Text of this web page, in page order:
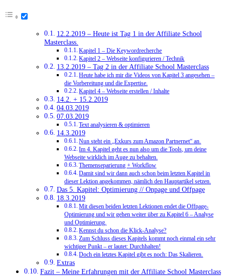
12.2.2019 – Heute ist Tag 1 in der Affiliate School
Masterclass.
Kapitel 1 – Die Keywordrecherche
Kapitel 2 – Webseite konfigurieren / Technik
13.2.2019 – Tag 2 in der Affiliate School Masterclass
Heute habe ich mir die Videos von Kapitel 3 angesehen –
die Vorbereitung und die Expertise.
Kapitel 4 – Webseite erstellen / Inhalte
14.2. + 15.2.2019
04.03.2019
07.03.2019
Text analysieren & optimieren
14.3.2019
Nun steht ein „Exkurs zum Amazon Partnernet“ an.
Im 4. Kapitel geht es nun also um die Tools, um deine
Webseite wirklich im Auge zu behalten.
Themenseparierung + Workflow
Damit sind wir dann auch schon beim letzten Kapitel in
dieser Lektion angekommen, nämlich den Hauptartikel setzen.
Das 5. Kapitel: Optimierung // Onpage und Offpage
18.3.2019
Mit diesen beiden letzten Lektionen endet die Offpage-
Optimierung und wir gehen weiter über zu Kapitel 6 – Analyse
und Optimierung.
Kennst du schon die Klick-Analyse?
Zum Schluss dieses Kapitels kommt noch einmal ein sehr
wichtiger Punkt – er lautet: Durchhalten!
Doch ein letztes Kapitel gibt es noch: Das Skalieren.
Extras
Fazit – Meine Erfahrungen mit der Affiliate School Masterclass